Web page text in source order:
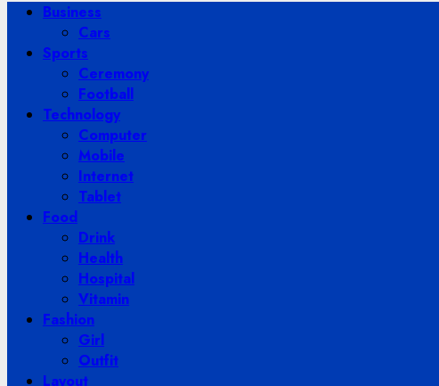
PrimaryBusiness
Cars
Sports
Ceremony
Football
Technology
Computer
Mobile
Internet
Tablet
Food
Drink
Health
Hospital
Vitamin
Fashion
Girl
Outfit
Layout